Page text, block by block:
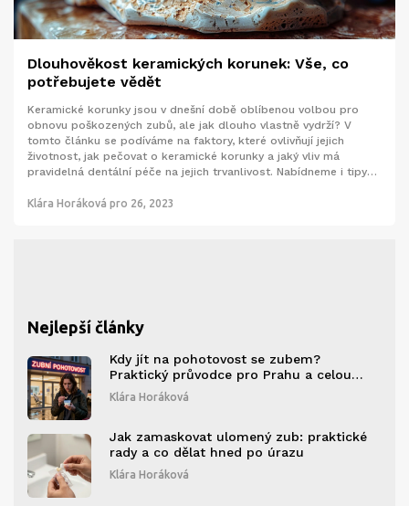
Dlouhověkost keramických korunek: Vše, co
potřebujete vědět
Keramické korunky jsou v dnešní době oblíbenou volbou pro
obnovu poškozených zubů, ale jak dlouho vlastně vydrží? V
tomto článku se podíváme na faktory, které ovlivňují jejich
životnost, jak pečovat o keramické korunky a jaký vliv má
pravidelná dentální péče na jejich trvanlivost. Nabídneme i tipy
dělat, když se s nimi objeví problémy.
Klára Horáková pro 26, 2023
Nejlepší články
Kdy jít na pohotovost se zubem?
Praktický průvodce pro Prahu a celou
Česko
Klára Horáková
Jak zamaskovat ulomený zub: praktické
rady a co dělat hned po úrazu
Klára Horáková